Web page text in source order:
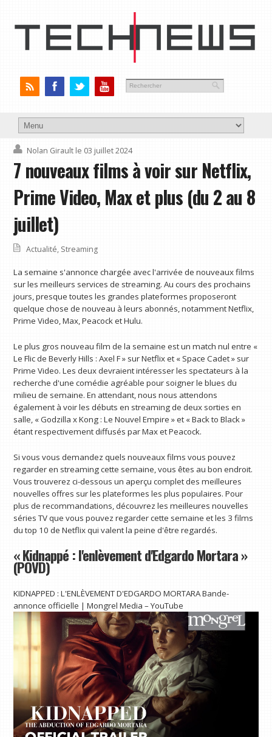
Nolan Girault le 03 juillet 2024
7 nouveaux films à voir sur Netflix,
Prime Video, Max et plus (du 2 au 8
juillet)
Actualité, Streaming
La semaine s'annonce chargée avec l'arrivée de nouveaux films
sur les meilleurs services de streaming. Au cours des prochains
jours, presque toutes les grandes plateformes proposeront
quelque chose de nouveau à leurs abonnés, notamment Netflix,
Prime Video, Max, Peacock et Hulu.
Le plus gros nouveau film de la semaine est un match nul entre «
Le Flic de Beverly Hills : Axel F » sur Netflix et « Space Cadet » sur
Prime Video. Les deux devraient intéresser les spectateurs à la
recherche d'une comédie agréable pour soigner le blues du
milieu de semaine. En attendant, nous nous attendons
également à voir les débuts en streaming de deux sorties en
salle, « Godzilla x Kong : Le Nouvel Empire » et « Back to Black »
étant respectivement diffusés par Max et Peacock.
Si vous vous demandez quels nouveaux films vous pouvez
regarder en streaming cette semaine, vous êtes au bon endroit.
Vous trouverez ci-dessous un aperçu complet des meilleures
nouvelles offres sur les plateformes les plus populaires. Pour
plus de recommandations, découvrez les meilleures nouvelles
séries TV que vous pouvez regarder cette semaine et les 3 films
du top 10 de Netflix qui valent la peine d'être regardés.
« Kidnappé : l'enlèvement d'Edgardo Mortara »
(POVD)
KIDNAPPED : L'ENLÈVEMENT D'EDGARDO MORTARA Bande-
annonce officielle | Mongrel Media – YouTube